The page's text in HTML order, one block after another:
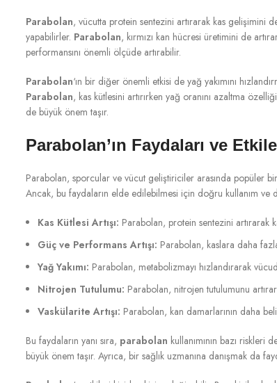
Parabolan, vücutta protein sentezini artırarak kas gelişimini
yapabilirler. Parabolan, kırmızı kan hücresi üretimini de
performansını önemli ölçüde artırabilir.
Parabolan‘ın bir diğer önemli etkisi de yağ yakımını
Parabolan, kas kütlesini artırırken yağ oranını azaltma
de büyük önem taşır.
Parabolan’ın Faydaları ve
Parabolan, sporcular ve vücut geliştiriciler arasında popüler bir
Ancak, bu faydaların elde edilebilmesi için doğru kullanım ve
Kas Kütlesi Artışı: Parabolan, protein sentezini artırarak
Güç ve Performans Artışı: Parabolan, kaslara daha
Yağ Yakımı: Parabolan, metabolizmayı hızlandırarak
Nitrojen Tutulumu: Parabolan, nitrojen tutulumunu
Vaskülarite Artışı: Parabolan, kan damarlarının daha
Bu faydaların yanı sıra, parabolan kullanımının bazı
büyük önem taşır. Ayrıca, bir sağlık uzmanına danışmak da